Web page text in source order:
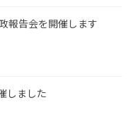
報告会を開催します
しました